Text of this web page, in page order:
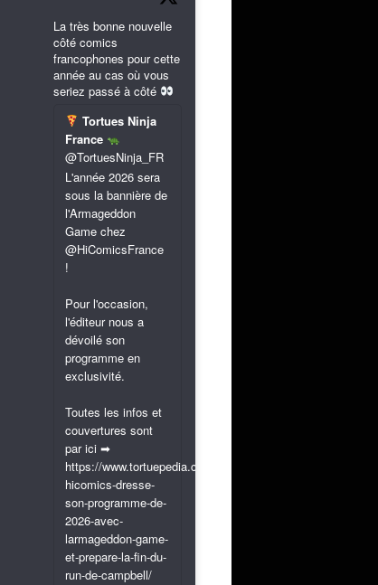
La très bonne nouvelle
côté comics
francophones pour cette
année au cas où vous
seriez passé à côté
Tortues Ninja
France
@TortuesNinja_FR
L'année 2026 sera
sous la bannière de
l'Armageddon
Game chez
@HiComicsFrance
!
Pour l'occasion,
l'éditeur nous a
dévoilé son
programme en
exclusivité.
Toutes les infos et
couvertures sont
par ici ➡
https://www.tortuepedia.com/2026/03/31/exclusif-
hicomics-dresse-
son-programme-de-
2026-avec-
larmageddon-game-
et-prepare-la-fin-du-
run-de-campbell/